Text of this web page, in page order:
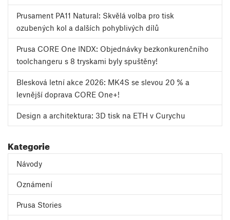
Prusament PA11 Natural: Skvělá volba pro tisk
ozubených kol a dalších pohyblivých dílů
Prusa CORE One INDX: Objednávky bezkonkurenčního
toolchangeru s 8 tryskami byly spuštěny!
Blesková letní akce 2026: MK4S se slevou 20 % a
levnější doprava CORE One+!
Design a architektura: 3D tisk na ETH v Curychu
Kategorie
Návody
Oznámení
Prusa Stories